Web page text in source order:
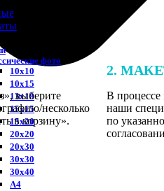
фото
10х10
10х15
13х18
15х15
15х20
20х20
20х30
30х30
30х40
А4
выберите
несколько
в корзину».
2.
В процессе
наши
по